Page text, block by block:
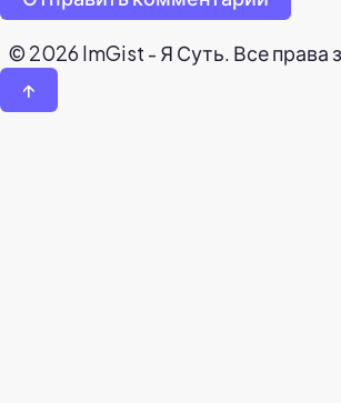
© 2026 ImGist - Я Суть. Все
↑